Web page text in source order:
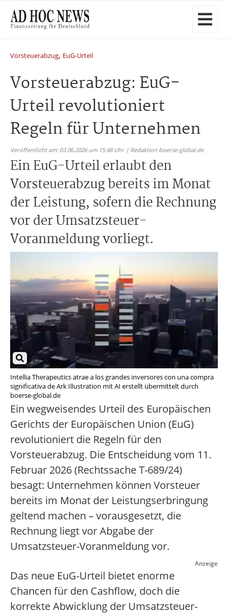
Vorsteuerabzug, EuG-Urteil
Vorsteuerabzug: EuG-
Urteil revolutioniert
Regeln für Unternehmen
Veröffentlicht am: 03.06.2026 um 15:48 Uhr | Redaktion boerse-global.de
Ein EuG-Urteil erlaubt den
Vorsteuerabzug bereits im Monat
der Leistung, sofern die Rechnung
vor der Umsatzsteuer-
Voranmeldung vorliegt.
Intellia Therapeutics atrae a los grandes inversores con una compra
significativa de Ark Illustration mit AI erstellt übermittelt durch
boerse-global.de
Ein wegweisendes Urteil des Europäischen
Gerichts der Europäischen Union (EuG)
revolutioniert die Regeln für den
Vorsteuerabzug. Die Entscheidung vom 11.
Februar 2026 (Rechtssache T-689/24)
besagt: Unternehmen können Vorsteuer
bereits im Monat der Leistungserbringung
geltend machen – vorausgesetzt, die
Rechnung liegt vor Abgabe der
Umsatzsteuer-Voranmeldung vor.
Anzeige
Das neue EuG-Urteil bietet enorme
Chancen für den Cashflow, doch die
korrekte Abwicklung der Umsatzsteuer-